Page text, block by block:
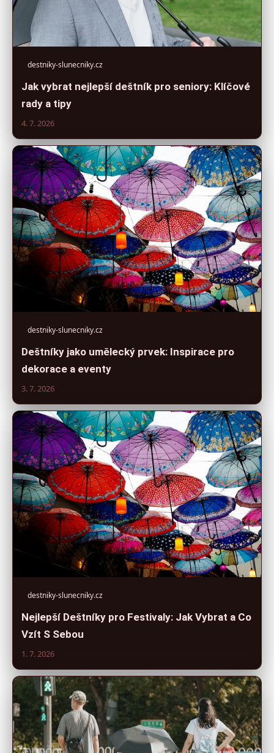
destniky-slunecniky.cz
Jak vybrat nejlepší deštník pro seniory: Klíčové
rady a tipy
4. 7. 2026
destniky-slunecniky.cz
Deštníky jako umělecký prvek: Inspirace pro
dekorace a eventy
3. 7. 2026
destniky-slunecniky.cz
Nejlepší Deštníky pro Festivaly: Jak Vybrat a Co
Vzít S Sebou
1. 7. 2026